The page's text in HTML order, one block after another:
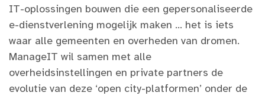
IT-oplossingen bouwen die een gepersonaliseerde
e-dienstverlening mogelijk maken … het is iets
waar alle gemeenten en overheden van dromen.
ManageIT wil samen met alle
overheidsinstellingen en private partners de
evolutie van deze ‘open city-platformen’ onder de